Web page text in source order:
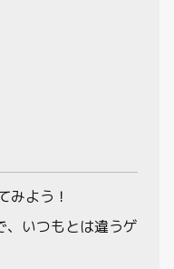
みよう！
、いつもとは違うゲ